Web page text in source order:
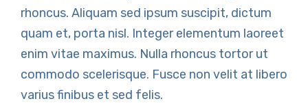
rhoncus. Aliquam sed ipsum suscipit, dictum
quam et, porta nisl. Integer elementum laoreet
enim vitae maximus. Nulla rhoncus tortor ut
commodo scelerisque. Fusce non velit at libero
varius finibus et sed felis.